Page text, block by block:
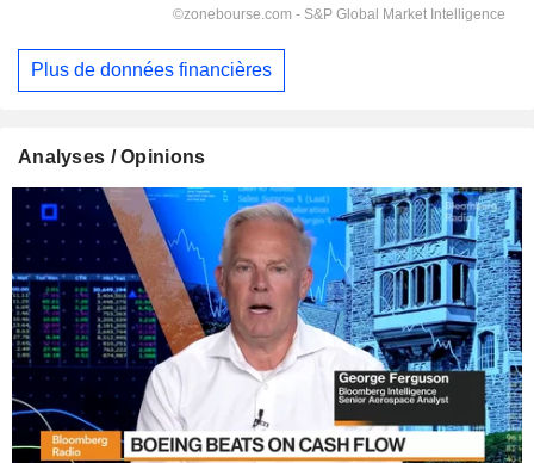
Plus de données financières
Analyses / Opinions